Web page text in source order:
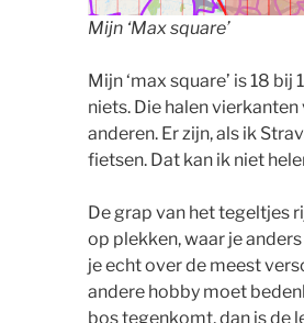
Mijn ‘Max square’
Mijn ‘max square’ is 18
niets. Die halen
anderen. Er zijn, als ik
fietsen. Dat kan ik niet
De grap van het tegeltjes
op plekken, waar je
je echt over de meest
andere hobby moet
bos tegenkomt, dan is de